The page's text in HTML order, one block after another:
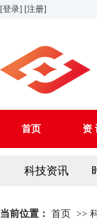
[登录] [注册]
首页 资
科技资讯
当前位置： 首页 >>